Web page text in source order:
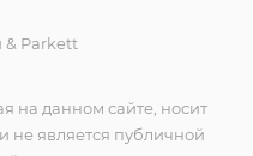
& Parkett
на данном сайте, носит
является публичной